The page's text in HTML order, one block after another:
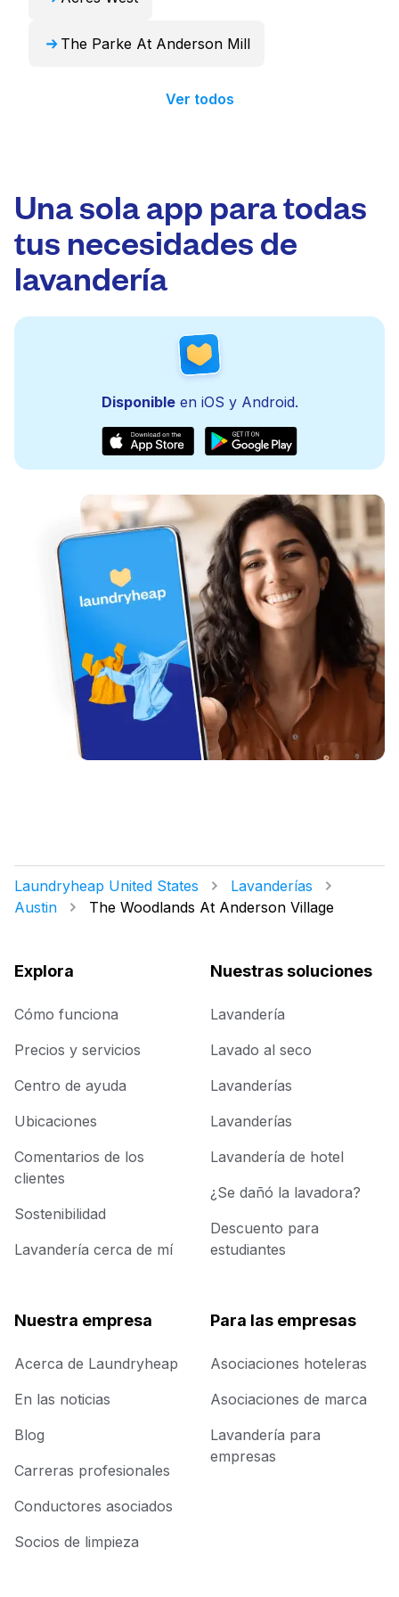
The Parke At Anderson Mill
Ver todos
Una sola app para todas
tus necesidades de
lavandería
Disponibleen iOS y Android.
Laundryheap United States
Lavanderías
Austin
The Woodlands At Anderson Village
Explora
Cómo funciona
Precios y servicios
Centro de ayuda
Ubicaciones
Comentarios de los
clientes
Sostenibilidad
Lavandería cerca de mí
Nuestras soluciones
Lavandería
Lavado al seco
Lavanderías
Lavanderías
Lavandería de hotel
¿Se dañó la lavadora?
Descuento para
estudiantes
Nuestra empresa
Acerca de Laundryheap
En las noticias
Blog
Carreras profesionales
Conductores asociados
Socios de limpieza
Para las empresas
Asociaciones hoteleras
Asociaciones de marca
Lavandería para
empresas